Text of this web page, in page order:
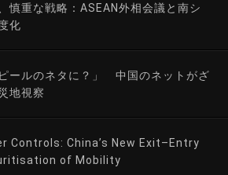
慎重な戦略：ASEAN外相会議と南シ
化
ピールのネタに？」 中国のネットがざ
地視察
Controls: China’s New Exit–Entry
of Mobility